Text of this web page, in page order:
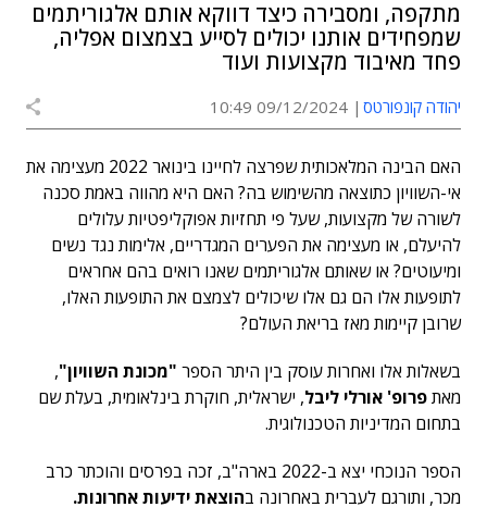
מתקפה, ומסבירה כיצד דווקא אותם אלגוריתמים
שמפחידים אותנו יכולים לסייע בצמצום אפליה,
פחד מאיבוד מקצועות ועוד
יהודה קונפורטס 09/12/2024 10:49
האם הבינה המלאכותית שפרצה לחיינו בינואר 2022 מעצימה את
אי-השוויון כתוצאה מהשימוש בה? האם היא מהווה באמת סכנה
לשורה של מקצועות, שעל פי תחזיות אפוקליפטיות עלולים
להיעלם, או מעצימה את הפערים המגדריים, אלימות נגד נשים
ומיעוטים? או שאותם אלגוריתמים שאנו רואים בהם אחראים
לתופעות אלו הם גם אלו שיכולים לצמצם את התופעות האלו,
שרובן קיימות מאז בריאת העולם?
בשאלות אלו ואחרות עוסק בין היתר הספר "מכונת השוויון",
מאתפרופ' אורלי ליבל, ישראלית, חוקרת בינלאומית, בעלת שם
בתחום המדיניות הטכנולוגית.
הספר הנוכחי יצא ב-2022 בארה"ב, זכה בפרסים והוכתר כרב
מכר, ותורגם לעברית באחרונה בהוצאת ידיעות אחרונות.